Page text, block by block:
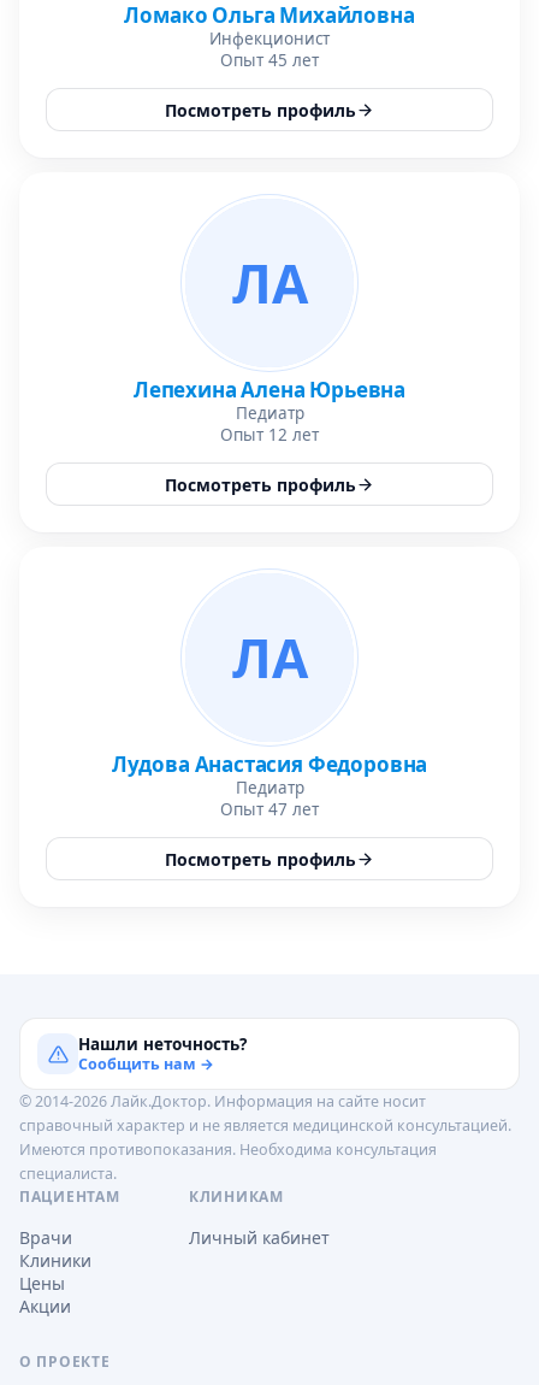
Ломако Ольга Михайловна
Инфекционист
Опыт 45 лет
Посмотреть профиль
ЛА
Лепехина Алена Юрьевна
Педиатр
Опыт 12 лет
Посмотреть профиль
ЛА
Лудова Анастасия Федоровна
Педиатр
Опыт 47 лет
Посмотреть профиль
Нашли неточность?
Сообщить нам →
© 2014-2026 Лайк.Доктор. Информация на сайте носит
справочный характер и не является медицинской консультацией.
Имеются противопоказания. Необходима консультация
специалиста.
ПАЦИЕНТАМ
Врачи
Клиники
Цены
Акции
КЛИНИКАМ
Личный кабинет
О ПРОЕКТЕ